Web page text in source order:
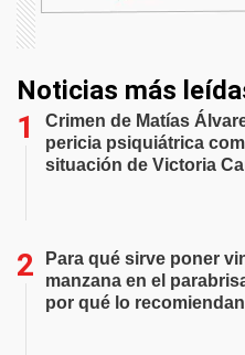
Noticias más
Crimen de Matías
pericia psiquiátrica
situación de Victoria
Para qué sirve poner
manzana en el
por qué lo recomiendan